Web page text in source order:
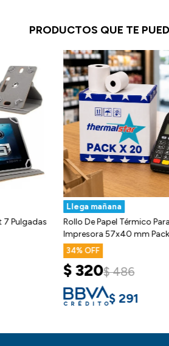
PRODUCTOS QUE TE
7 Pulgadas
Llega mañana
Rollo De Papel Térmico
Impresora 57x40 mm
34
$ 320$ 486
$ 291